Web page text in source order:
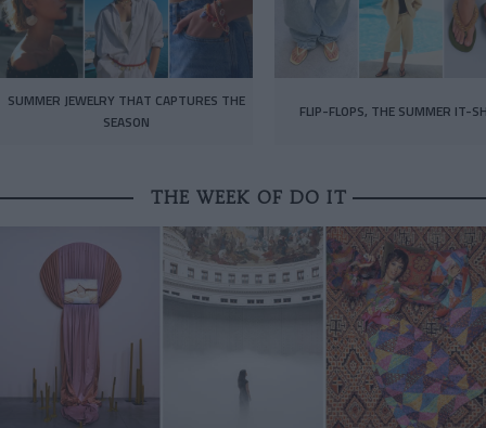
SUMMER JEWELRY THAT CAPTURES THE
SEASON
FLIP-FLOPS, THE SUMMER IT-
THE WEEK OF DO IT